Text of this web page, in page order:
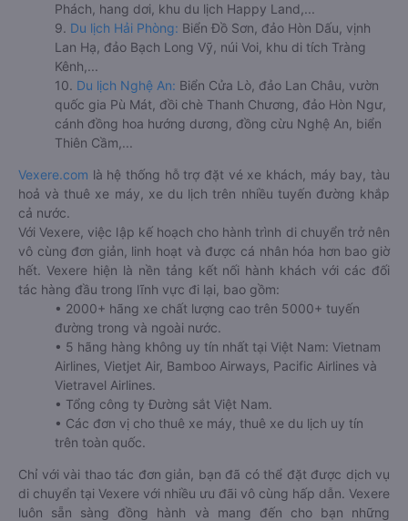
Phách, hang dơi, khu du lịch Happy Land,...
9. Du lịch Hải Phòng: Biển Đồ Sơn, đảo Hòn Dấu, vịnh
Lan Hạ, đảo Bạch Long Vỹ, núi Voi, khu di tích Tràng
Kênh,...
10. Du lịch Nghệ An: Biển Cửa Lò, đảo Lan Châu, vườn
quốc gia Pù Mát, đồi chè Thanh Chương, đảo Hòn Ngư,
cánh đồng hoa hướng dương, đồng cừu Nghệ An, biển
Thiên Cầm,...
Vexere.com là hệ thống hỗ trợ đặt vé xe khách, máy bay, tàu
hoả và thuê xe máy, xe du lịch trên nhiều tuyến đường khắp
cả nước.
Với Vexere, việc lập kế hoạch cho hành trình di chuyển trở nên
vô cùng đơn giản, linh hoạt và được cá nhân hóa hơn bao giờ
hết. Vexere hiện là nền tảng kết nối hành khách với các đối
tác hàng đầu trong lĩnh vực đi lại, bao gồm:
• 2000+ hãng xe chất lượng cao trên 5000+ tuyến
đường trong và ngoài nước.
• 5 hãng hàng không uy tín nhất tại Việt Nam: Vietnam
Airlines, Vietjet Air, Bamboo Airways, Pacific Airlines và
Vietravel Airlines.
• Tổng công ty Đường sắt Việt Nam.
• Các đơn vị cho thuê xe máy, thuê xe du lịch uy tín
trên toàn quốc.
Chỉ với vài thao tác đơn giản, bạn đã có thể đặt được dịch vụ
di chuyển tại Vexere với nhiều ưu đãi vô cùng hấp dẫn. Vexere
luôn sẵn sàng đồng hành và mang đến cho bạn những